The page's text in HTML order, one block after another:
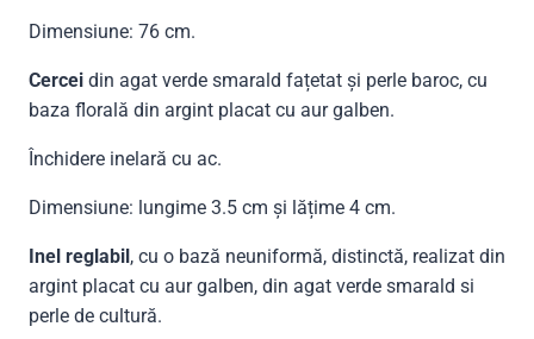
Dimensiune: 76 cm.
Cercei din agat verde smarald fațetat și perle baroc, cu
baza florală din argint placat cu aur galben.
Închidere inelară cu ac.
Dimensiune: lungime 3.5 cm și lățime 4 cm.
Inel reglabil , cu o bază neuniformă, distinctă, realizat din
argint placat cu aur galben, din agat verde smarald si
perle de cultură.